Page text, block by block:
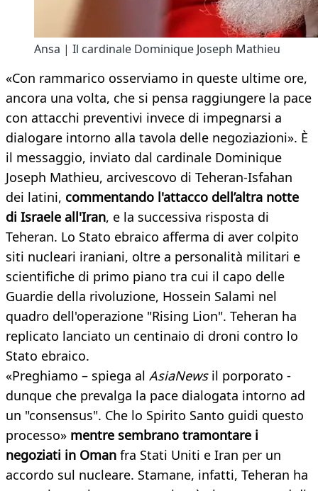
Ansa | Il cardinale Dominique Joseph Mathieu
«Con rammarico osserviamo in queste ultime ore,
ancora una volta, che si pensa raggiungere la pace
con attacchi preventivi invece di impegnarsi a
dialogare intorno alla tavola delle negoziazioni». È
il messaggio, inviato dal cardinale Dominique
Joseph Mathieu, arcivescovo di Teheran-Isfahan
dei latini, commentando l'attacco dell’altra notte
di Israele all'Iran, e la successiva risposta di
Teheran. Lo Stato ebraico afferma di aver colpito
siti nucleari iraniani, oltre a personalità militari e
scientifiche di primo piano tra cui il capo delle
Guardie della rivoluzione, Hossein Salami nel
quadro dell'operazione "Rising Lion". Teheran ha
replicato lanciato un centinaio di droni contro lo
Stato ebraico.
«Preghiamo – spiega al AsiaNewsil porporato -
dunque che prevalga la pace dialogata intorno ad
un "consensus". Che lo Spirito Santo guidi questo
processo» mentre sembrano tramontare i
negoziati in Oman fra Stati Uniti e Iran per un
accordo sul nucleare. Stamane, infatti, Teheran ha